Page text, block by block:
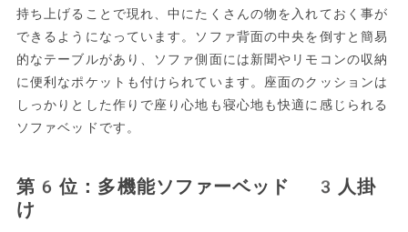
持ち上げることで現れ、中にたくさんの物を入れておく事が
できるようになっています。ソファ背面の中央を倒すと簡易
的なテーブルがあり、ソファ側面には新聞やリモコンの収納
に便利なポケットも付けられています。座面のクッションは
しっかりとした作りで座り心地も寝心地も快適に感じられる
ソファベッドです。
第6位：多機能ソファーベッド 3人掛
け